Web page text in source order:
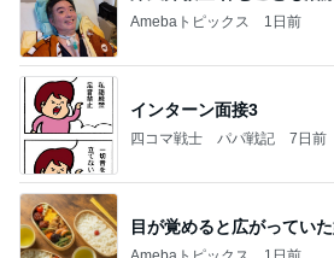
四コマ戦士 パパ戦記 7日前
目が覚めると広がっていた
Amebaトピックス 1日前
今日の服装 ブログ読んで